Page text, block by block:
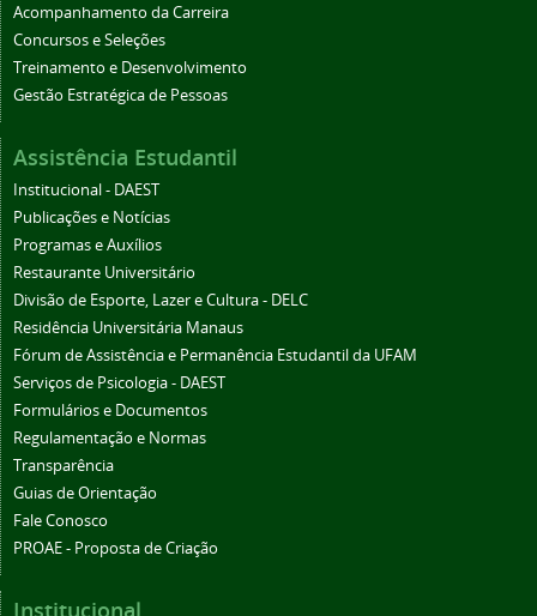
Acompanhamento da Carreira
Concursos e Seleções
Treinamento e Desenvolvimento
Gestão Estratégica de Pessoas
Assistência Estudantil
Institucional - DAEST
Publicações e Notícias
Programas e Auxílios
Restaurante Universitário
Divisão de Esporte, Lazer e Cultura - DELC
Residência Universitária Manaus
Fórum de Assistência e Permanência Estudantil da UFAM
Serviços de Psicologia - DAEST
Formulários e Documentos
Regulamentação e Normas
Transparência
Guias de Orientação
Fale Conosco
PROAE - Proposta de Criação
Institucional